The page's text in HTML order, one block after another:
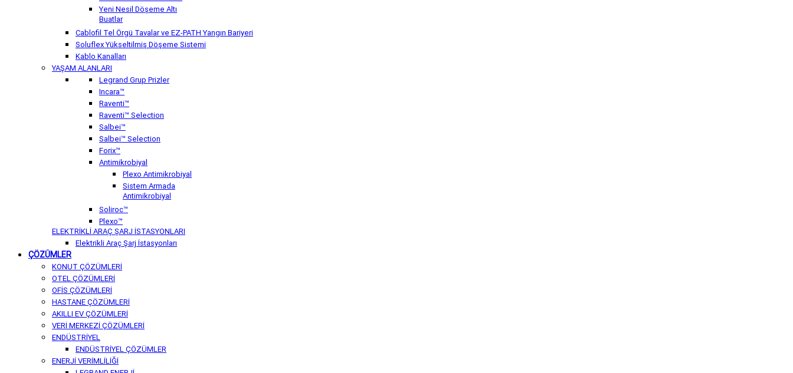
Yeni Nesil Döşeme Altı
Buatlar
Cablofil Tel Örgü Tavalar ve EZ-PATH Yangın Bariyeri
Soluflex Yükseltilmiş Döşeme Sistemi
Kablo Kanalları
YAŞAM ALANLARI
Legrand Grup Prizler
Incara™
Raventi™
Raventi™ Selection
Salbei™
Salbei™ Selection
Forix™
Antimikrobiyal
Plexo Antimikrobiyal
Sistem Armada
Antimikrobiyal
Soliroc™
Plexo™
ELEKTRİKLİ ARAÇ ŞARJ İSTASYONLARI
Elektrikli Araç Şarj İstasyonları
ÇÖZÜMLER
KONUT ÇÖZÜMLERİ
OTEL ÇÖZÜMLERİ
OFİS ÇÖZÜMLERİ
HASTANE ÇÖZÜMLERİ
AKILLI EV ÇÖZÜMLERİ
VERİ MERKEZİ ÇÖZÜMLERİ
ENDÜSTRİYEL
ENDÜSTRİYEL ÇÖZÜMLER
ENERJİ VERİMLİLİĞİ